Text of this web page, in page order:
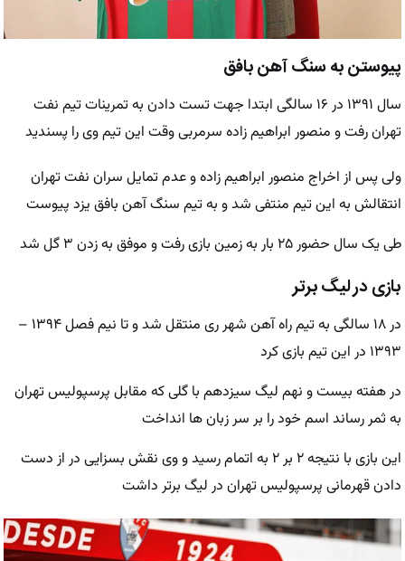
پیوستن به سنگ آهن بافق
سال ۱۳۹۱ در ۱۶ سالگی ابتدا جهت تست دادن به تمرینات تیم نفت
تهران رفت و منصور ابراهیم زاده سرمربی وقت این تیم وی را پسندید
ولی پس از اخراج منصور ابراهیم زاده و عدم تمایل سران نفت تهران
انتقالش به این تیم منتفی شد و به تیم سنگ آهن بافق یزد پیوست
طی یک سال حضور ۲۵ بار به زمین بازی رفت و موفق به زدن ۳ گل شد
بازی در لیگ برتر
در ۱۸ سالگی به تیم راه آهن شهر ری منتقل شد و تا نیم فصل ۱۳۹۴ –
۱۳۹۳ در این تیم بازی کرد
در هفته بیست و نهم لیگ سیزدهم با گلی که مقابل پرسپولیس تهران
به ثمر رساند اسم خود را بر سر زبان ها انداخت
این بازی با نتیجه ۲ بر ۲ به اتمام رسید و وی نقش بسزایی در از دست
دادن قهرمانی پرسپولیس تهران در لیگ برتر داشت